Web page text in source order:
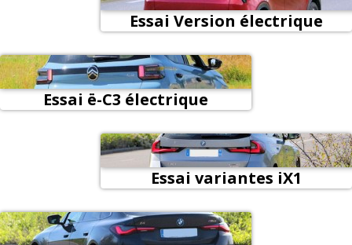
Essai Version électrique
Essai ë-C3 électrique
Essai variantes iX1